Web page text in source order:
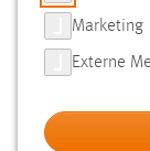
FILTER
Typ
Marketing
Externe